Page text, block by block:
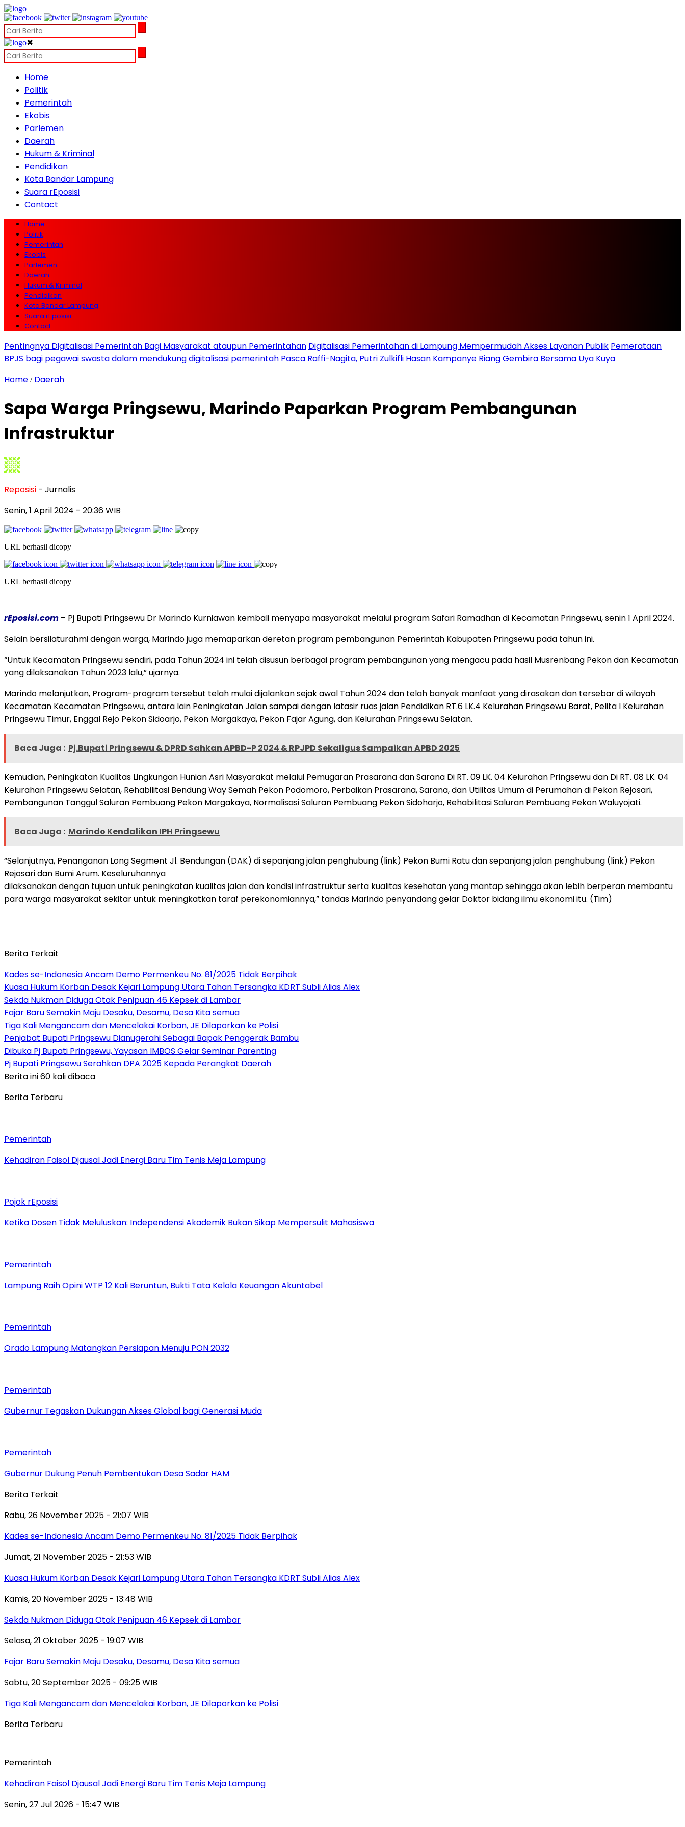
✖
Home
Politik
Pemerintah
Ekobis
Parlemen
Daerah
Hukum & Kriminal
Pendidikan
Kota Bandar Lampung
Suara rEposisi
Contact
Home
Politik
Pemerintah
Ekobis
Parlemen
Daerah
Hukum & Kriminal
Pendidikan
Kota Bandar Lampung
Suara rEposisi
Contact
Pentingnya Digitalisasi Pemerintah Bagi Masyarakat ataupun Pemerintahan Digitalisasi Pemerintahan di Lampung Mempermudah Akses Layanan Publik Pemerataan
BPJS bagi pegawai swasta dalam mendukung digitalisasi pemerintah Pasca Raffi-Nagita, Putri Zulkifli Hasan Kampanye Riang Gembira Bersama Uya Kuya
Home / Daerah
Sapa Warga Pringsewu, Marindo Paparkan Program Pembangunan
Infrastruktur
Reposisi - Jurnalis
Senin, 1 April 2024 - 20:36 WIB
URL berhasil dicopy
URL berhasil dicopy
rEposisi.com – Pj Bupati Pringsewu Dr Marindo Kurniawan kembali menyapa masyarakat melalui program Safari Ramadhan di Kecamatan Pringsewu, senin 1 April 2024.
Selain bersilaturahmi dengan warga, Marindo juga memaparkan deretan program pembangunan Pemerintah Kabupaten Pringsewu pada tahun ini.
“Untuk Kecamatan Pringsewu sendiri, pada Tahun 2024 ini telah disusun berbagai program pembangunan yang mengacu pada hasil Musrenbang Pekon dan Kecamatan
yang dilaksanakan Tahun 2023 lalu,” ujarnya.
Marindo melanjutkan, Program-program tersebut telah mulai dijalankan sejak awal Tahun 2024 dan telah banyak manfaat yang dirasakan dan tersebar di wilayah
Kecamatan Kecamatan Pringsewu, antara lain Peningkatan Jalan sampai dengan latasir ruas jalan Pendidikan RT.6 LK.4 Kelurahan Pringsewu Barat, Pelita I Kelurahan
Pringsewu Timur, Enggal Rejo Pekon Sidoarjo, Pekon Margakaya, Pekon Fajar Agung, dan Kelurahan Pringsewu Selatan.
Baca Juga : Pj.Bupati Pringsewu & DPRD Sahkan APBD-P 2024 & RPJPD Sekaligus Sampaikan APBD 2025
Kemudian, Peningkatan Kualitas Lingkungan Hunian Asri Masyarakat melalui Pemugaran Prasarana dan Sarana Di RT. 09 LK. 04 Kelurahan Pringsewu dan Di RT. 08 LK. 04
Kelurahan Pringsewu Selatan, Rehabilitasi Bendung Way Semah Pekon Podomoro, Perbaikan Prasarana, Sarana, dan Utilitas Umum di Perumahan di Pekon Rejosari,
Pembangunan Tanggul Saluran Pembuang Pekon Margakaya, Normalisasi Saluran Pembuang Pekon Sidoharjo, Rehabilitasi Saluran Pembuang Pekon Waluyojati.
Baca Juga : Marindo Kendalikan IPH Pringsewu
“Selanjutnya, Penanganan Long Segment Jl. Bendungan (DAK) di sepanjang jalan penghubung (link) Pekon Bumi Ratu dan sepanjang jalan penghubung (link) Pekon
Rejosari dan Bumi Arum. Keseluruhannya
dilaksanakan dengan tujuan untuk peningkatan kualitas jalan dan kondisi infrastruktur serta kualitas kesehatan yang mantap sehingga akan lebih berperan membantu
para warga masyarakat sekitar untuk meningkatkan taraf perekonomiannya,” tandas Marindo penyandang gelar Doktor bidang ilmu ekonomi itu. (Tim)
Berita Terkait
Kades se-Indonesia Ancam Demo Permenkeu No. 81/2025 Tidak Berpihak
Kuasa Hukum Korban Desak Kejari Lampung Utara Tahan Tersangka KDRT Subli Alias Alex
Sekda Nukman Diduga Otak Penipuan 46 Kepsek di Lambar
Fajar Baru Semakin Maju Desaku, Desamu, Desa Kita semua
Tiga Kali Mengancam dan Mencelakai Korban, JE Dilaporkan ke Polisi
Penjabat Bupati Pringsewu Dianugerahi Sebagai Bapak Penggerak Bambu
Dibuka Pj Bupati Pringsewu, Yayasan IMBOS Gelar Seminar Parenting
Pj Bupati Pringsewu Serahkan DPA 2025 Kepada Perangkat Daerah
Berita ini 60 kali dibaca
Berita Terbaru
Pemerintah
Kehadiran Faisol Djausal Jadi Energi Baru Tim Tenis Meja Lampung
Pojok rEposisi
Ketika Dosen Tidak Meluluskan: Independensi Akademik Bukan Sikap Mempersulit Mahasiswa
Pemerintah
Lampung Raih Opini WTP 12 Kali Beruntun, Bukti Tata Kelola Keuangan Akuntabel
Pemerintah
Orado Lampung Matangkan Persiapan Menuju PON 2032
Pemerintah
Gubernur Tegaskan Dukungan Akses Global bagi Generasi Muda
Pemerintah
Gubernur Dukung Penuh Pembentukan Desa Sadar HAM
Berita Terkait
Rabu, 26 November 2025 - 21:07 WIB
Kades se-Indonesia Ancam Demo Permenkeu No. 81/2025 Tidak Berpihak
Jumat, 21 November 2025 - 21:53 WIB
Kuasa Hukum Korban Desak Kejari Lampung Utara Tahan Tersangka KDRT Subli Alias Alex
Kamis, 20 November 2025 - 13:48 WIB
Sekda Nukman Diduga Otak Penipuan 46 Kepsek di Lambar
Selasa, 21 Oktober 2025 - 19:07 WIB
Fajar Baru Semakin Maju Desaku, Desamu, Desa Kita semua
Sabtu, 20 September 2025 - 09:25 WIB
Tiga Kali Mengancam dan Mencelakai Korban, JE Dilaporkan ke Polisi
Berita Terbaru
Pemerintah
Kehadiran Faisol Djausal Jadi Energi Baru Tim Tenis Meja Lampung
Senin, 27 Jul 2026 - 15:47 WIB